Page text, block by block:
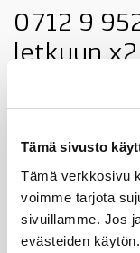
Tämä sivusto
Tämä verkkosivu
voimme tarjota
sivuillamme. Jos
evästeiden
0712 9
letkuun x2
1142 2
1165 7
0711 9
x2